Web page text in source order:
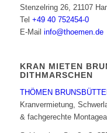
Stenzelring 26, 21107
Tel +49 40 752454-0
E-Mail info@thoemen.de
KRAN MIETEN
DITHMARSCHEN
THÖMEN
Kranvermietung,
& fachgerechte